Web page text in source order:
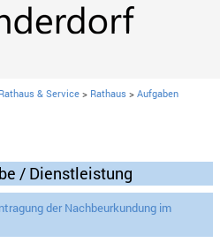
Rathaus & Service > Rathaus >Aufgaben
/ Dienstleistung
der Nachbeurkundung im